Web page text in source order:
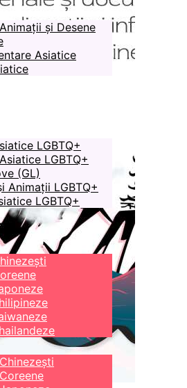
și Desene
Asiatice
LGBTQ+
LGBTQ+
(GL)
Animații LGBTQ+
LGBTQ+